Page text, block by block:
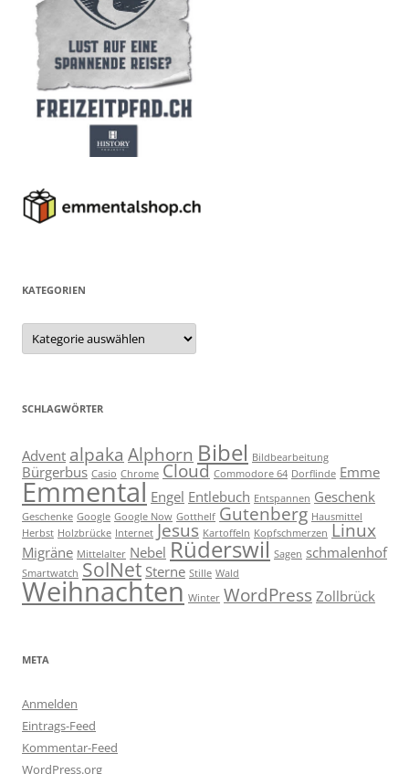
KATEGORIEN
Kategorien
SCHLAGWÖRTER
Advent alpaka Alphorn Bibel Bildbearbeitung
Bürgerbus Casio Chrome Cloud Commodore 64 Dorflinde Emme
Emmental Engel Entlebuch Entspannen Geschenk
Geschenke Google Google Now Gotthelf Gutenberg Hausmittel
Herbst Holzbrücke Internet Jesus Kartoffeln Kopfschmerzen Linux
Migräne Mittelalter Nebel Rüderswil Sagen schmalenhof
Smartwatch SolNet Sterne Stille Wald
Weihnachten Winter WordPress Zollbrück
META
Anmelden
Eintrags-Feed
Kommentar-Feed
WordPress.org